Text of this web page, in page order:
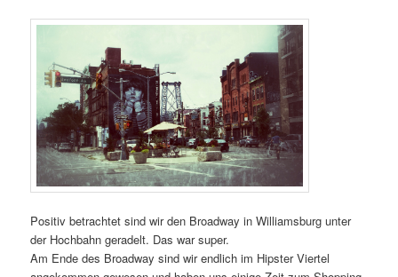
Positiv betrachtet sind wir den Broadway in Williamsburg unter
der Hochbahn geradelt. Das war super.
Am Ende des Broadway sind wir endlich im Hipster Viertel